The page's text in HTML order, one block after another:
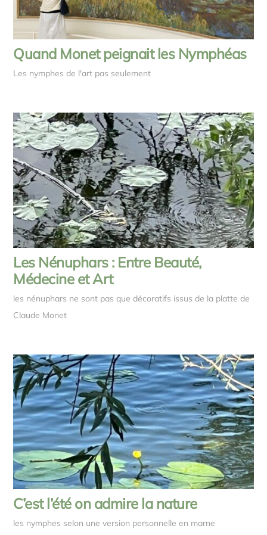
Quand Monet peignait les Nymphéas
Les nymphes de l'art pas seulement
Les Nénuphars : Entre Beauté,
Médecine et Art
les nénuphars ne sont pas que décoratifs issus de la platte de
Claude Monet
C’est l’été on admire la nature
les nymphes selon une version personnelle en marne